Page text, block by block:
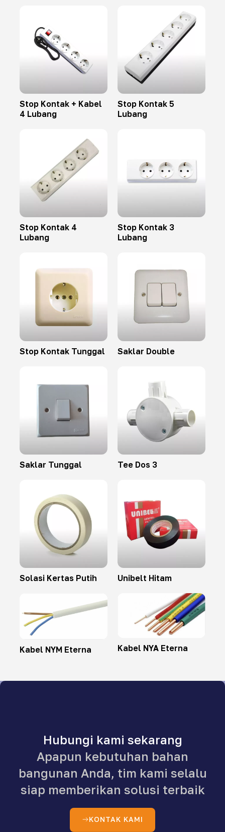
Stop Kontak + Kabel
4 Lubang
Stop Kontak 5
Lubang
Stop Kontak 4
Lubang
Stop Kontak 3
Lubang
Stop Kontak Tunggal Saklar Double
Saklar Tunggal Tee Dos 3
Solasi Kertas Putih Unibelt Hitam
Kabel NYM Eterna Kabel NYA Eterna
Hubungi kami sekarang
Apapun kebutuhan bahan
bangunan Anda, tim kami selalu
siap memberikan solusi terbaik
KONTAK KAMI